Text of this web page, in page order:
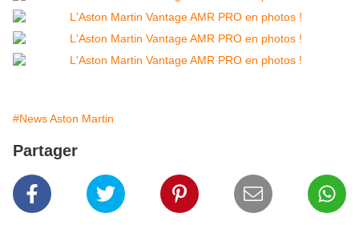
#News Aston Martin
Partager